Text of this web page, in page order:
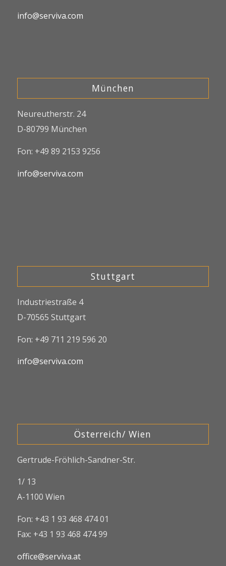
info@serviva.com
München
Neureutherstr. 24
D-80799 München
Fon: +49 89 2153 9256
info@serviva.com
Stuttgart
Industriestraße 4
D-70565 Stuttgart
Fon: +49 711 219 596 20
info@serviva.com
Österreich/ Wien
Gertrude-Fröhlich-Sandner-Str.
1/ 13
A-1100 Wien
Fon: +43 1 93 468 474 01
Fax: +43 1 93 468 474 99
office@serviva.at